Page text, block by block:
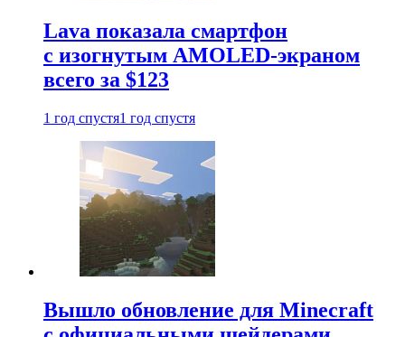
Lava показала смартфон
с изогнутым AMOLED-экраном
всего за $123
1 год спустя1 год спустя
Вышло обновление для Minecraft